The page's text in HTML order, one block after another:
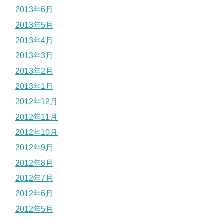
2013年6月
2013年5月
2013年4月
2013年3月
2013年2月
2013年1月
2012年12月
2012年11月
2012年10月
2012年9月
2012年8月
2012年7月
2012年6月
2012年5月